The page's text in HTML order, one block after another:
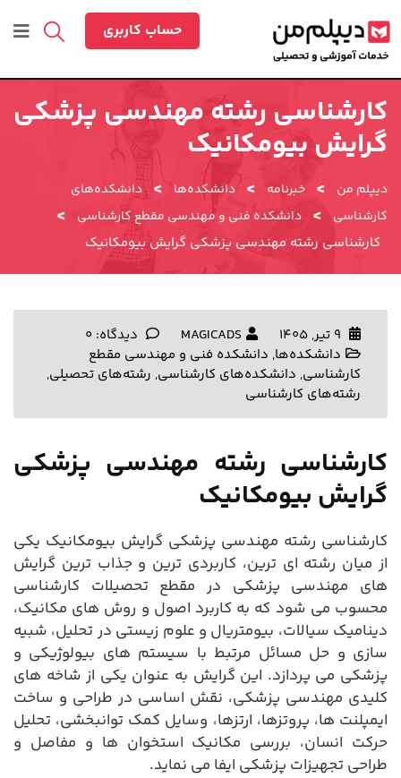
حساب کاربری
کارشناسی رشته مهندسی پزشکی
گرایش بیومکانیک
دیپلم من > خبرنامه > دانشکده‌ها > دانشکده‌های
کارشناسی
> دانشکده فنی و مهندسی مقطع کارشناسی >
کارشناسی رشته مهندسی پزشکی گرایش بیومکانیک
MAGICADS
دیدگاه: 0
دانشکده‌ها, دانشکده فنی و مهندسی مقطع
کارشناسی, دانشکده‌های کارشناسی, رشته‌های تحصیلی,
رشته‌های کارشناسی
کارشناسی رشته مهندسی پزشکی
گرایش بیومکانیک
کارشناسی رشته مهندسی پزشکی گرایش بیومکانیک یکی
از میان رشته ای ترین، کاربردی ترین و جذاب ترین گرایش
های مهندسی پزشکی در مقطع تحصیلات کارشناسی
محسوب می شود که به کاربرد اصول و روش های مکانیک،
دینامیک سیالات، بیومتریال و علوم زیستی در تحلیل، شبیه
سازی و حل مسائل مرتبط با سیستم های بیولوژیکی و
پزشکی می پردازد. این گرایش به عنوان یکی از شاخه های
کلیدی مهندسی پزشکی، نقش اساسی در طراحی و ساخت
ایمپلنت ها، پروتزها، ارتزها، وسایل کمک توانبخشی، تحلیل
حرکت انسان، بررسی مکانیک استخوان ها و مفاصل و
طراحی تجهیزات پزشکی ایفا می نماید.